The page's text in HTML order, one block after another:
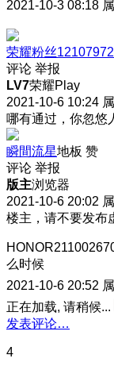
2021-10-3 08:18
荣耀粉丝
评论 举报
LV7荣耀Play
2021-10-6 10:24
哪有通过，你忽悠
瞬間流星地板 赞
评论 举报
版主浏览器
2021-10-6 20:02
楼主，请不要发布
么时候
2021-10-6 20:52
正在加载, 请稍候...
发表评论…
4